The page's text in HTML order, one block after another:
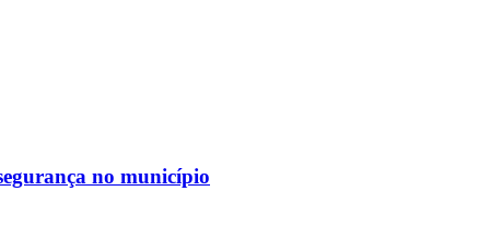
no município